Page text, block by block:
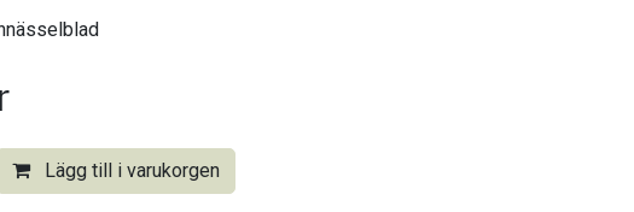
Lägg till i varukorgen